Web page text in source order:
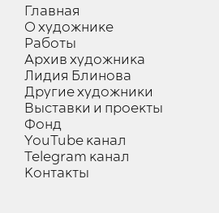
Главная
О художнике
Работы
Архив художника
Лидия Блинова
Другие художники
Выставки и проекты
Фонд
YouTube канал
Telegram канал
Контакты